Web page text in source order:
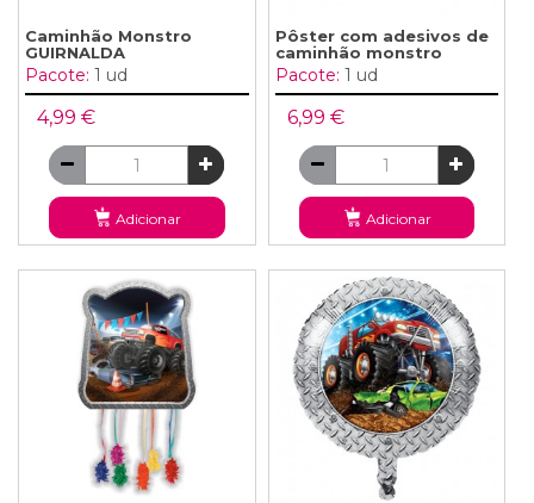
Caminhão Monstro
GUIRNALDA
Pacote: 1 ud
4,99 €
Adicionar
Pôster com adesivos de
caminhão monstro
Pacote: 1 ud
6,99 €
Adicionar